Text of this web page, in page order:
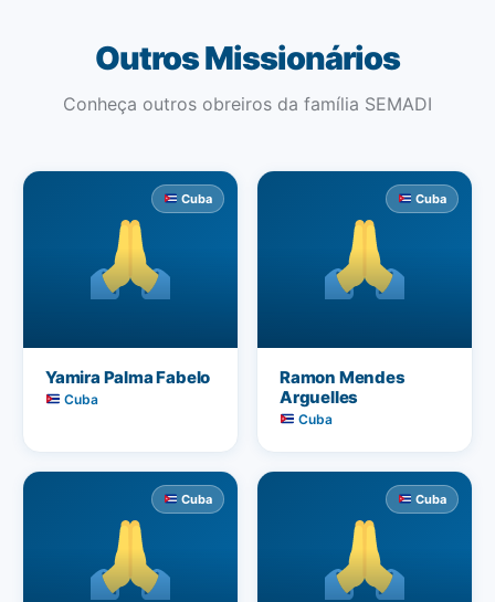
Outros Missionários
Conheça outros obreiros da família SEMADI
Cuba
Yamira Palma Fabelo
Cuba
Cuba
Ramon Mendes
Arguelles
Cuba
Cuba Cuba